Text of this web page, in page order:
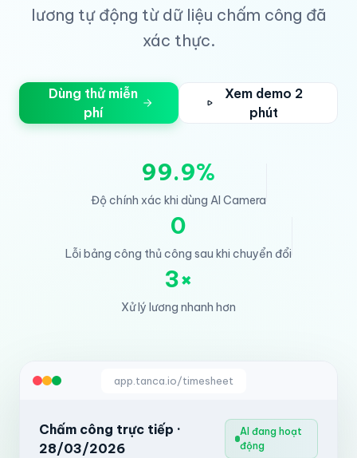
lương tự động từ dữ liệu chấm công đã
xác thực.
Dùng thử miễn
phí
Xem demo 2
phút
99.9%
Độ chính xác khi dùng AI Camera
0
Lỗi bảng công thủ công sau khi chuyển đổi
3×
Xử lý lương nhanh hơn
app.tanca.io/timesheet
Chấm công trực tiếp ·
28/03/2026
AI đang hoạt
động